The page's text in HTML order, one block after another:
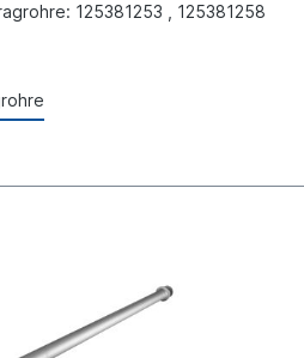
125381253 , 125381258